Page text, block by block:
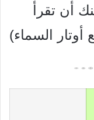
أن تقرأ
أوتار السماء)